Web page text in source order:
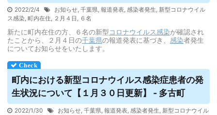
2022/2/4 お知らせ, 千葉県, 報道発表, 感染者発生, 新型コロナウイル
ス感染, 町内在住, ２月４日 , ６名
新たに町内在住の方、６名の新型コロナウイルス感染が確認され
たことから、２月４日の千葉県の報道発表に基づき、 感染者発生
についてお知らせをいたします。
町内における新型コロナウイルス感染症患者の発
生状況について【１月３０日更新】 - 多古町
2022/1/30 お知らせ, 千葉県, 報道発表, 感染者発生, 新型コロナウイル